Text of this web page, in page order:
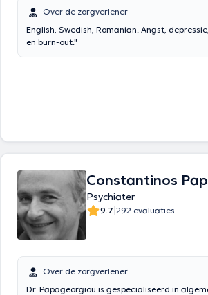
Over de zorgverlener
English, Swedish, Romanian. Angst,
en burn-out."
Constantinos
Psychiater
9.7|292 evaluaties
Over de zorgverlener
Dr. Papageorgiou is gespecialiseerd in